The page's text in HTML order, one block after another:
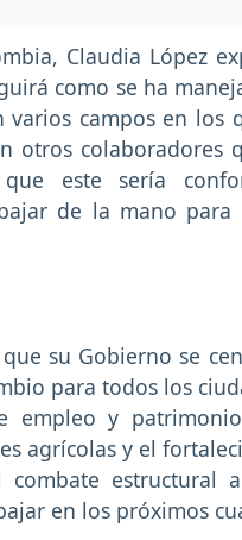
Claudia López
como se ha
campos en los
otros colaboradores
este sería
de la mano para
su Gobierno se
para todos los
empleo y
agrícolas y el
estructural
en los próximos